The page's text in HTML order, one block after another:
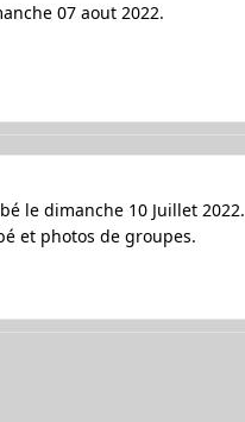
07 aout 2022.
le dimanche 10 Juillet 2022.
et photos de groupes.